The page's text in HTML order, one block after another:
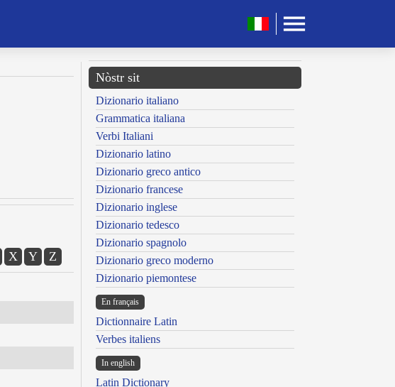
X Y Z
Nòstr sit
Dizionario italiano
Grammatica italiana
Verbi Italiani
Dizionario latino
Dizionario greco antico
Dizionario francese
Dizionario inglese
Dizionario tedesco
Dizionario spagnolo
Dizionario greco moderno
Dizionario piemontese
En français
Dictionnaire Latin
Verbes italiens
In english
Latin Dictionary